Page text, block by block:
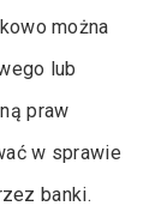
można
lub
praw
w sprawie
banki.